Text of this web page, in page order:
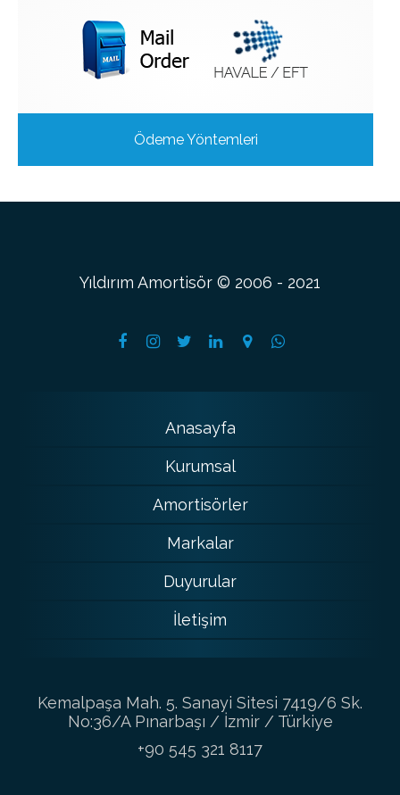
Ödeme Yöntemleri
Yıldırım Amortisör © 2006 - 2021
Anasayfa
Kurumsal
Amortisörler
Markalar
Duyurular
İletişim
Kemalpaşa Mah. 5. Sanayi Sitesi 7419/6 Sk.
No:36/A Pınarbaşı / İzmir / Türkiye
+90 545 321 8117